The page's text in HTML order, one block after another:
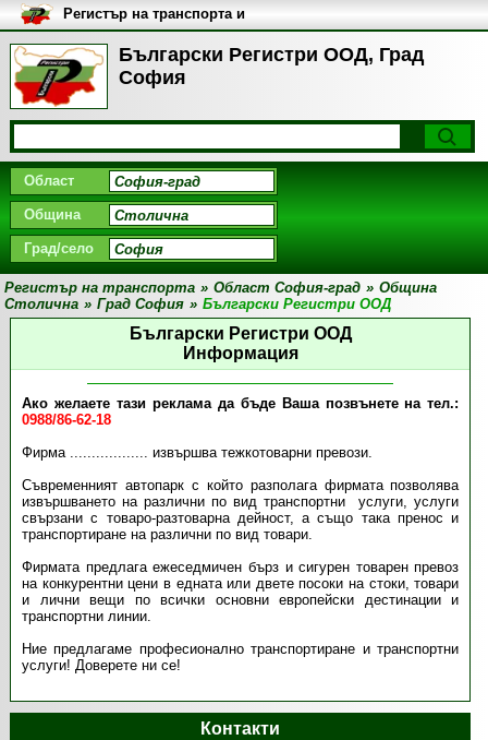
Български Регистри ООД, Град
София
Регистър на транспорта и
транспортните фирми в
България
Област
Община
Град/село
Регистър на транспорта » Област София-град » Община
Столична » Град София » Български Регистри ООД
Български Регистри ООД
Информация
Ако желаете тази реклама да бъде Ваша позвънете на тел.:
0988/86-62-18
Фирма .................. извършва тежкотоварни превози.
Съвременният автопарк с който разполага фирмата позволява
извършването на различни по вид транспортни услуги, услуги
свързани с товаро-разтоварна дейност, а също така пренос и
транспортиране на различни по вид товари.
Фирмата предлага ежеседмичен бърз и сигурен товарен превоз
на конкурентни цени в едната или двете посоки на стоки, товари
и лични вещи по всички основни европейски дестинации и
транспортни линии.
Ние предлагаме професионално транспортиране и транспортни
услуги! Доверете ни се!
Контакти